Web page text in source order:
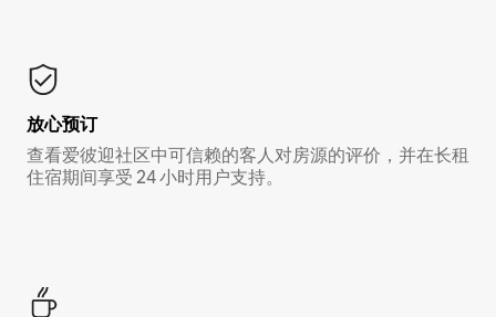
放心预订
查看爱彼迎社区中可信赖的客人对房源的评价，并在长租
住宿期间享受 24 小时用户支持。